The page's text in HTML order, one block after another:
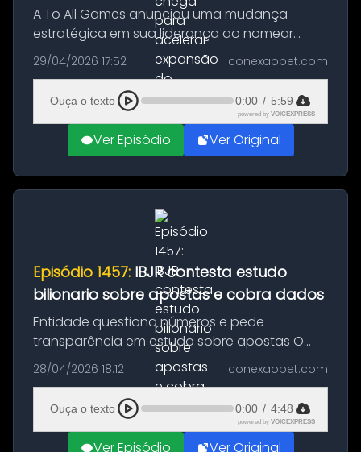
A To All Games anunciou uma mudança
estratégica em sua liderança ao nomear
Afonso Dias como novo Chief Executive
Officer (CEO). A decisão ocorre em um
momento considerado crucial para o
crescimento da...
29/04/2026 17:52 conexaobet.com
Ouça o texto 0:00 / 5:59
powered by VOICEXPRESS
Ver Episódio Ver Original
Episódio 1457: IBJR contesta estudo
bilionario sobre apostas e cobra dados
Entidade questiona números e pede
transparência em estudo sobre apostas O
debate sobre o impacto econômico das
apostas online no Brasil ganhou um novo
capítulo após o Instituto Brasileiro de Jogo
Resp...
28/04/2026 18:12 conexaobet.com
Ouça o texto 0:00 / 4:48
powered by VOICEXPRESS
Ver Episódio Ver Original